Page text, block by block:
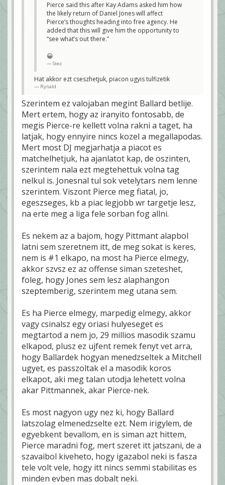
Pierce said this after Kay Adams asked him how
the likely return of Daniel Jones will affect
Pierce’s thoughts heading into free agency. He
added that this will give him the opportunity to
“see what’s out there.”
😀
Stez
Hat akkor ezt cseszhetjuk, piacon ugyis tulfizetik
Rynald
Szerintem ez valojaban megint Ballard betlije.
Mert ertem, hogy az iranyito fontosabb, de
megis Pierce-re kellett volna rakni a taget, ha
latjak, hogy ennyire nincs kozel a megallapodas.
Mert most DJ megjarhatja a piacot es
matchelhetjuk, ha ajanlatot kap, de oszinten,
szerintem nala ezt megtehettuk volna tag
nelkul is. Jonesnal tul sok vetelytars nem lenne
szerintem. Viszont Pierce meg fiatal, jo,
egeszseges, kb a piac legjobb wr targetje lesz,
na erte meg a liga fele sorban fog allni.
Es nekem az a bajom, hogy Pittmant alapbol
latni sem szeretnem itt, de meg sokat is keres,
nem is #1 elkapo, na most ha Pierce elmegy,
akkor szvsz ez az offense siman szeteshet,
foleg, hogy Jones sem lesz alaphangon
szeptemberig, szerintem meg utana sem.
Es ha Pierce elmegy, marpedig elmegy, akkor
vagy csinalsz egy oriasi hulyeseget es
megtartod a nem jo, 29 millios masodik szamu
elkapod, plusz ez ujfent remek fenyt vet arra,
hogy Ballardek hogyan menedzseltek a Mitchell
ugyet, es passzoltak el a masodik koros
elkapot, aki meg talan utodja lehetett volna
akar Pittmannek, akar Pierce-nek.
Es most nagyon ugy nez ki, hogy Ballard
latszolag elmenedzselte ezt. Nem irigylem, de
egyebkent bevallom, en is siman azt hittem,
Pierce maradni fog, mert szeret itt jatszani, de a
szavaibol kiveheto, hogy igazabol neki is fasza
tele volt vele, hogy itt nincs semmi stabilitas es
minden evben mas dobalt neki.